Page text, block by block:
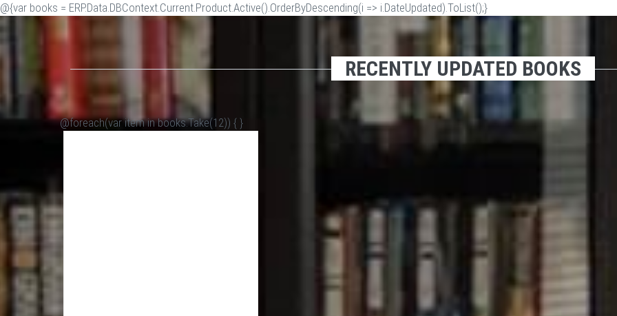
@{var books = ERP.Data.DBContext.Current.Product.Active().OrderByDescending(i => i.DateUpdated).ToList();}
RECENTLY UPDATED BOOKS
@foreach(var item in books.Take(12)) { }